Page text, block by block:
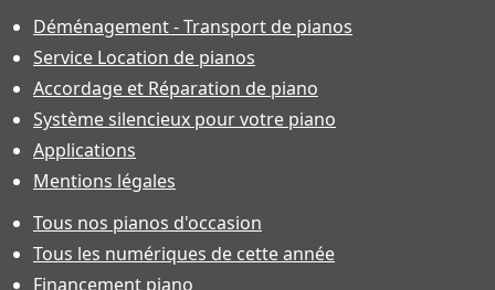
Déménagement - Transport de pianos
Service Location de pianos
Accordage et Réparation de piano
Système silencieux pour votre piano
Applications
Mentions légales
Tous nos pianos d'occasion
Tous les numériques de cette année
Financement piano